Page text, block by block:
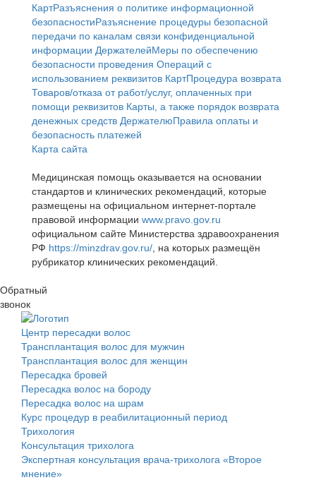
КартРазъяснения о политике информационной
безопасностиРазъяснение процедуры безопасной
передачи по каналам связи конфиденциальной
информации ДержателейМеры по обеспечению
безопасности проведения Операций с
использованием реквизитов КартПроцедура возврата
Товаров/отказа от работ/услуг, оплаченных при
помощи реквизитов Карты, а также порядок возврата
денежных средств ДержателюПравила оплаты и
безопасность платежей
Карта сайта
Медицинская помощь оказывается на основании
стандартов и клинических рекомендаций, которые
размещены на официальном интернет-портале
правовой информации www.pravo.gov.ru
официальном сайте Министерства здравоохранения
РФ https://minzdrav.gov.ru/ , на которых размещён
рубрикатор клинических рекомендаций.
Обратный
звонок
Центр пересадки волос
Трансплантация волос для мужчин
Трансплантация волос для женщин
Пересадка бровей
Пересадка волос на бороду
Пересадка волос на шрам
Курс процедур в реабилитационный период
Трихология
Консультация трихолога
Экспертная консультация врача-трихолога «Второе
мнение»